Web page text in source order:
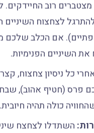
רוב החיידקים.
לצחצוח השיניים
אם הכלב שלכם
השיניים הפנימיות.
כל ניסיון צחצוח,
פרס (חטיף אהוב),
כולה תהיה חיובית.
השתדלו לצחצח